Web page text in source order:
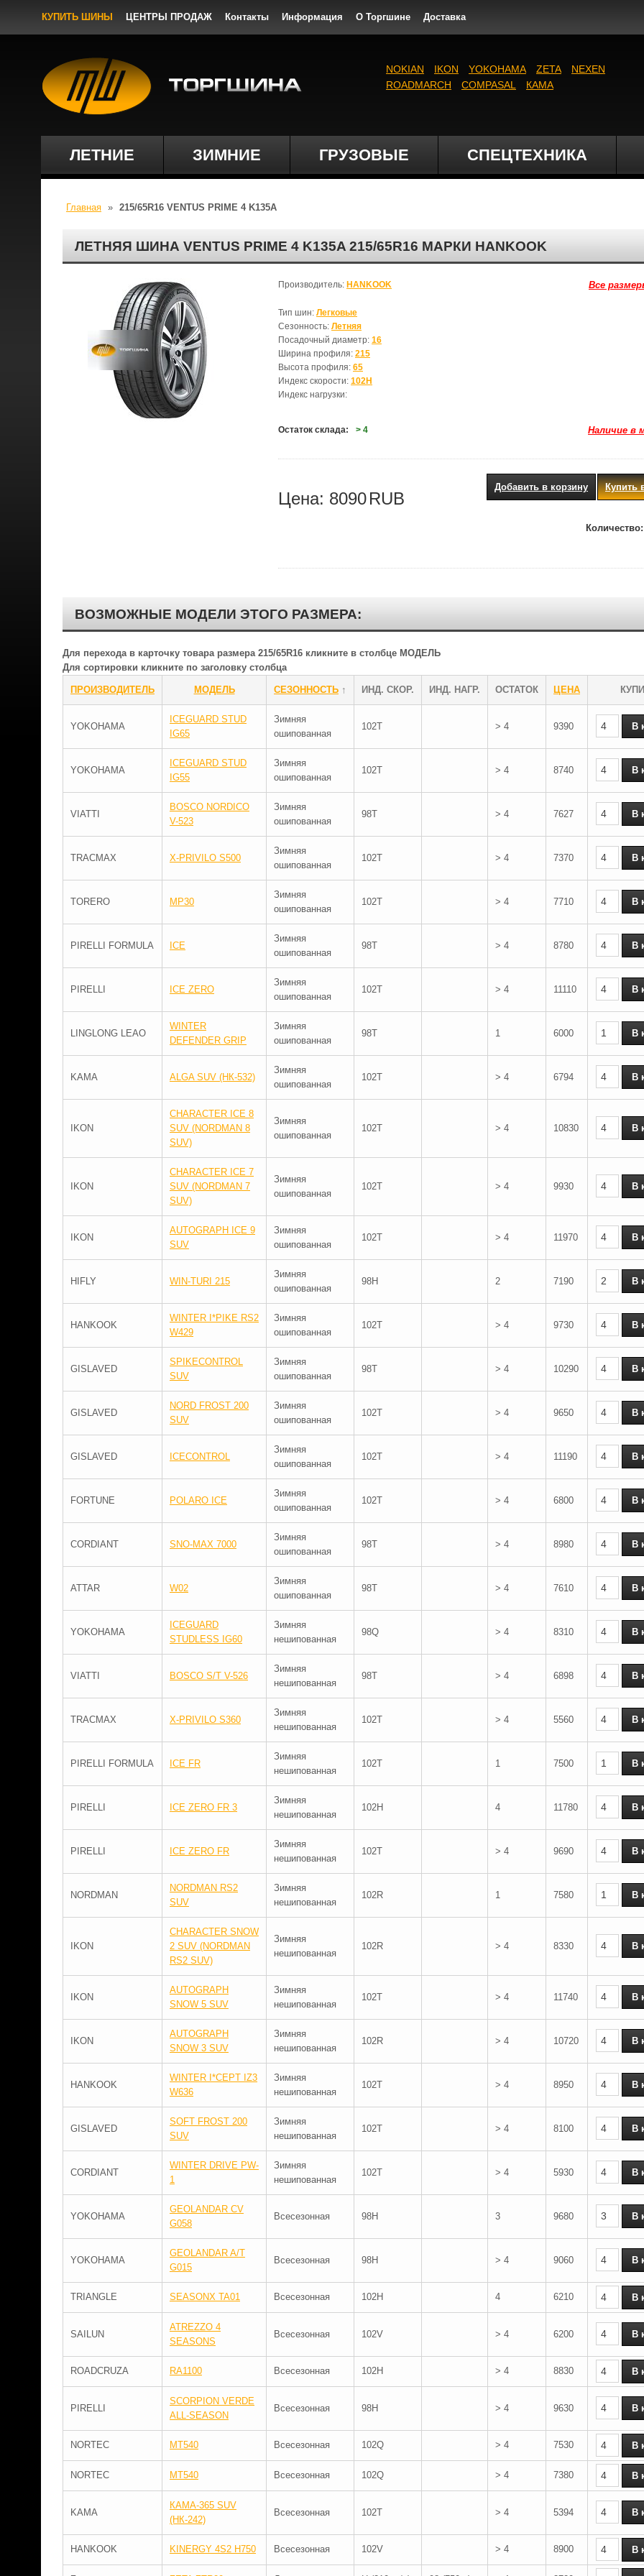
КУПИТЬ ШИНЫ ЦЕНТРЫ ПРОДАЖ Контакты Информация О Торгшине Доставка
ЛЕТНИЕ ЗИМНИЕ ГРУЗОВЫЕ СПЕЦТЕХНИКА
NOKIAN IKON YOKOHAMA ZETA
NEXEN
ROADMARCH
COMPASAL КАМА
Главная » 215/65R16 VENTUS PRIME 4 K135A
ЛЕТНЯЯ ШИНА VENTUS PRIME 4 K135A 215/65R16 МАРКИ HANKOOK
Все
Производитель: HANKOOK
Тип шин: Легковые
Сезонность: Летняя
Посадочный диаметр: 16
Ширина профиля: 215
Высота профиля: 65
Индекс скорости: 102H
Индекс нагрузки:
Остаток склада: > 4 Наличие в
Цена: 8090RUB
Купить
Добавить в корзину
Количество:
ВОЗМОЖНЫЕ МОДЕЛИ ЭТОГО РАЗМЕРА:
Для перехода в карточку товара размера 215/65R16 кликните в столбце МОДЕЛЬ
Для сортировки кликните по заголовку столбца
ПРОИЗВОДИТЕЛЬ МОДЕЛЬ СЕЗОННОСТЬ ↑ ИНД. СКОР. ИНД. НАГР. ОСТАТОК ЦЕНА
YOKOHAMA
ICEGUARD STUD
IG65
Зимняя
ошипованная
102T > 4 9390
YOKOHAMA
ICEGUARD STUD
IG55
Зимняя
ошипованная
102T > 4 8740
VIATTI
BOSCO NORDICO
V-523
Зимняя
ошипованная
98T > 4 7627
TRACMAX X-PRIVILO S500
Зимняя
ошипованная
102T > 4 7370
TORERO MP30
Зимняя
ошипованная
102T > 4 7710
PIRELLI FORMULA ICE
Зимняя
ошипованная
98T > 4 8780
PIRELLI ICE ZERO
Зимняя
ошипованная
102T > 4 11110
LINGLONG LEAO
WINTER
DEFENDER GRIP
Зимняя
ошипованная
98T 1 6000
KAMA ALGA SUV (НК-532)
Зимняя
ошипованная
102T > 4 6794
IKON
CHARACTER ICE 8
SUV (NORDMAN 8
SUV)
Зимняя
ошипованная
102T > 4 10830
IKON
CHARACTER ICE 7
SUV (NORDMAN 7
SUV)
Зимняя
ошипованная
102T > 4 9930
IKON
AUTOGRAPH ICE 9
SUV
Зимняя
ошипованная
102T > 4 11970
HIFLY WIN-TURI 215
Зимняя
ошипованная
98H 2 7190
HANKOOK
WINTER I*PIKE RS2
W429
Зимняя
ошипованная
102T > 4 9730
GISLAVED
SPIKECONTROL
SUV
Зимняя
ошипованная
98T > 4 10290
GISLAVED
NORD FROST 200
SUV
Зимняя
ошипованная
102T > 4 9650
GISLAVED ICECONTROL
Зимняя
ошипованная
102T > 4 11190
FORTUNE POLARO ICE
Зимняя
ошипованная
102T > 4 6800
CORDIANT SNO-MAX 7000
Зимняя
ошипованная
98T > 4 8980
ATTAR W02
Зимняя
ошипованная
98T > 4 7610
YOKOHAMA
ICEGUARD
STUDLESS IG60
Зимняя
нешипованная
98Q > 4 8310
VIATTI BOSCO S/T V-526
Зимняя
нешипованная
98T > 4 6898
TRACMAX X-PRIVILO S360
Зимняя
нешипованная
102T > 4 5560
PIRELLI FORMULA ICE FR
Зимняя
нешипованная
102T 1 7500
PIRELLI ICE ZERO FR 3
Зимняя
нешипованная
102H 4 11780
PIRELLI ICE ZERO FR
Зимняя
нешипованная
102T > 4 9690
NORDMAN
NORDMAN RS2
SUV
Зимняя
нешипованная
102R 1 7580
IKON
CHARACTER SNOW
2 SUV (NORDMAN
RS2 SUV)
Зимняя
нешипованная
102R > 4 8330
IKON
AUTOGRAPH
SNOW 5 SUV
Зимняя
нешипованная
102T > 4 11740
IKON
AUTOGRAPH
SNOW 3 SUV
Зимняя
нешипованная
102R > 4 10720
HANKOOK
WINTER I*CEPT IZ3
W636
Зимняя
нешипованная
102T > 4 8950
GISLAVED
SOFT FROST 200
SUV
Зимняя
нешипованная
102T > 4 8100
CORDIANT
WINTER DRIVE PW-
1
Зимняя
нешипованная
102T > 4 5930
YOKOHAMA
GEOLANDAR CV
G058
Всесезонная 98H 3 9680
YOKOHAMA
GEOLANDAR A/T
G015
Всесезонная 98H > 4 9060
TRIANGLE SEASONX TA01 Всесезонная 102H 4 6210
SAILUN
ATREZZO 4
SEASONS
Всесезонная 102V > 4 6200
ROADCRUZA RA1100 Всесезонная 102H > 4 8830
PIRELLI
SCORPION VERDE
ALL-SEASON
Всесезонная 98H > 4 9630
NORTEC MT540 Всесезонная 102Q > 4 7530
NORTEC MT540 Всесезонная 102Q > 4 7380
KAMA
КАМА-365 SUV
(НК-242)
Всесезонная 102T > 4 5394
HANKOOK KINERGY 4S2 H750 Всесезонная 102V > 4 8900